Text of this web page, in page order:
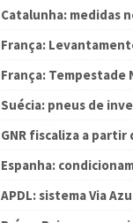
Catalunha: medidas
França:
França: Tempestade
Suécia: pneus de
GNR fiscaliza a
Espanha:
APDL: sistema Via